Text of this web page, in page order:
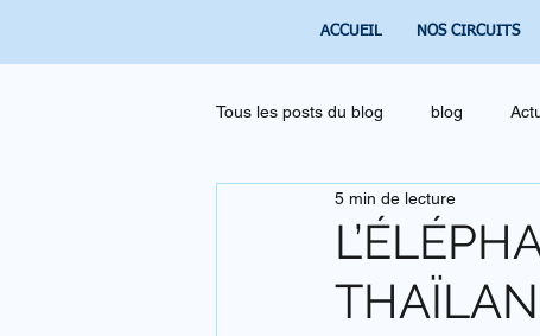
ACCUEIL NOS CIRCUITS
Tous les posts du blog blog
5 min de lecture